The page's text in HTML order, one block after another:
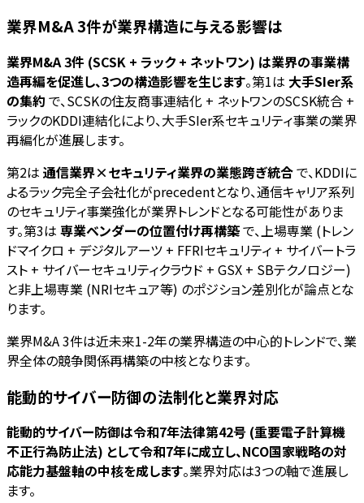
業界M&A 3件が業界構造に与える影響は
業界M&A 3件 (SCSK + ラック + ネットワン) は業界の事業構
造再編を促進し、3つの構造影響を生じます。第1は 大手SIer系
の集約 で、SCSKの住友商事連結化 + ネットワンのSCSK統合 +
ラックのKDDI連結化により、大手SIer系セキュリティ事業の業界
再編化が進展します。
第2は 通信業界×セキュリティ業界の業態跨ぎ統合で、KDDIに
よるラック完全子会社化がprecedentとなり、通信キャリア系列
のセキュリティ事業強化が業界トレンドとなる可能性がありま
す。第3は 専業ベンダーの位置付け再構築で、上場専業 (トレン
ドマイクロ + デジタルアーツ + FFRIセキュリティ + サイバートラ
スト + サイバーセキュリティクラウド + GSX + SBテクノロジー)
と非上場専業 (NRIセキュア等) のポジション差別化が論点とな
ります。
業界M&A 3件は近未来1-2年の業界構造の中心的トレンドで、業
界全体の競争関係再構築の中核となります。
能動的サイバー防御の法制化と業界対応
能動的サイバー防御は令和7年法律第42号 (重要電子計算機
不正行為防止法) として令和7年に成立し、NCO国家戦略の対
応能力基盤軸の中核を成します。業界対応は3つの軸で進展し
ます。